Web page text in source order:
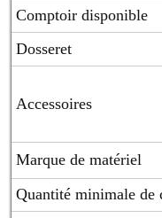
Comptoir disponible
Dosseret
Accessoires
Marque de matériel
Quantité minimale de